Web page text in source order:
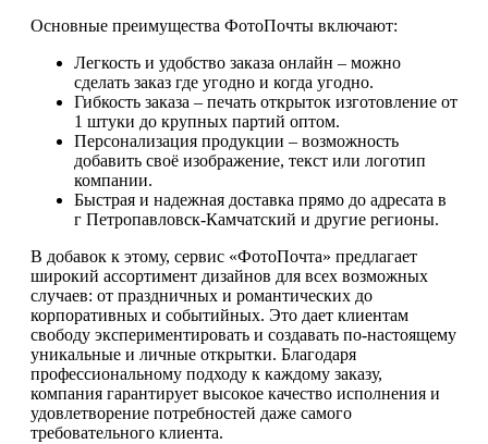
Основные преимущества ФотоПочты включают:
Легкость и удобство заказа онлайн – можно
сделать заказ где угодно и когда угодно.
Гибкость заказа – печать открыток изготовление от
1 штуки до крупных партий оптом.
Персонализация продукции – возможность
добавить своё изображение, текст или логотип
компании.
Быстрая и надежная доставка прямо до адресата в
г Петропавловск-Камчатский и другие регионы.
В добавок к этому, сервис «ФотоПочта» предлагает
широкий ассортимент дизайнов для всех возможных
случаев: от праздничных и романтических до
корпоративных и событийных. Это дает клиентам
свободу экспериментировать и создавать по-настоящему
уникальные и личные открытки. Благодаря
профессиональному подходу к каждому заказу,
компания гарантирует высокое качество исполнения и
удовлетворение потребностей даже самого
требовательного клиента.